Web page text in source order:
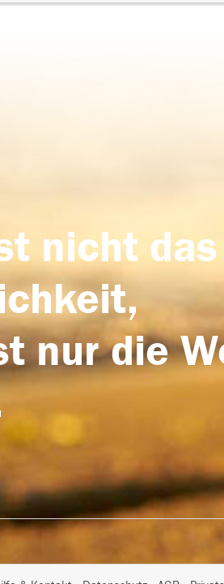
nicht
nur die